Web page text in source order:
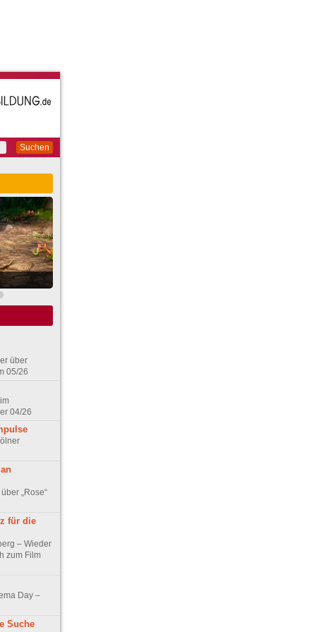
Suchen
über
05/26
04/26
„Rose“
für die
– Wieder
zum Film
Day –
Suche